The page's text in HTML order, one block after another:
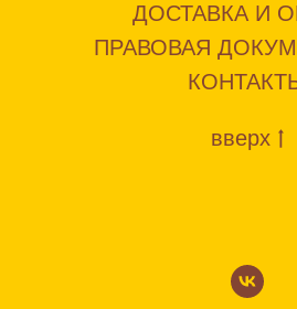
ДОСТАВКА И
ПРАВОВАЯ
вверх